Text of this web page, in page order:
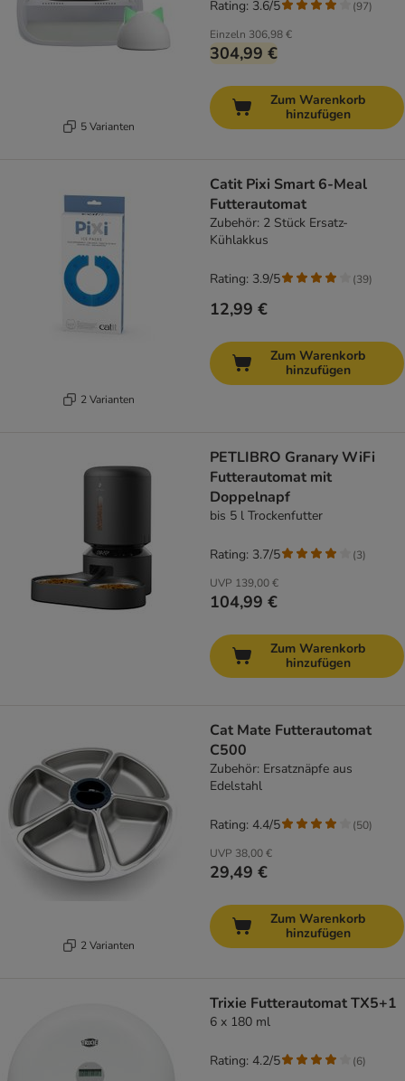
5 Varianten
Einzeln 306,98 €
304,99 €
Rating: 3.6/5 (97)
Zum Warenkorb
hinzufügen
2 Varianten
Catit Pixi Smart 6-Meal
Futterautomat
Zubehör: 2 Stück Ersatz-
Kühlakkus
12,99 €
Rating: 3.9/5 (39)
Zum Warenkorb
hinzufügen
PETLIBRO Granary WiFi
Futterautomat mit
Doppelnapf
bis 5 l Trockenfutter
UVP 139,00 €
104,99 €
Rating: 3.7/5 (3)
Zum Warenkorb
hinzufügen
2 Varianten
Cat Mate Futterautomat
C500
Zubehör: Ersatznäpfe aus
Edelstahl
UVP 38,00 €
29,49 €
Rating: 4.4/5 (50)
Zum Warenkorb
hinzufügen
Trixie Futterautomat TX5+1
6 x 180 ml
Rating: 4.2/5 (6)